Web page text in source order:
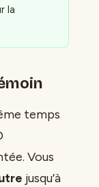
la
temps
Vous
jusqu’à